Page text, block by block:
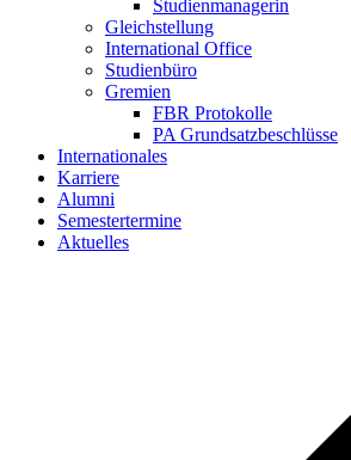
Studienmanagerin
Gleichstellung
International Office
Studienbüro
Gremien
FBR Protokolle
PA Grundsatzbeschlüsse
Internationales
Karriere
Alumni
Semestertermine
Aktuelles